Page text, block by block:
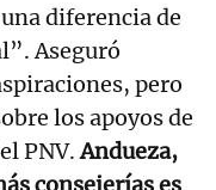
diferencia de
Aseguró
pero
los apoyos de
PNV.Andueza,